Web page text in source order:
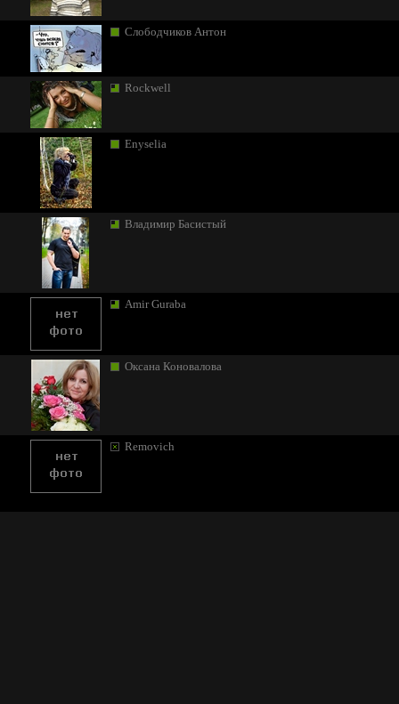
Слободчиков Антон
Rockwell
Enyselia
Владимир Басистый
Amir Guraba
Оксана Коновалова
Removich